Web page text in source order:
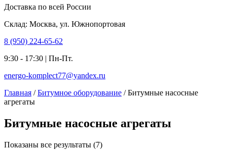
Доставка по всей России
Склад: Москва, ул. Южнопортовая
8 (950) 224-65-62
9:30 - 17:30 | Пн-Пт.
energo-komplect77@yandex.ru
Главная /Битумное оборудование / Битумные насосные
агрегаты
Битумные насосные агрегаты
Показаны все результаты (7)